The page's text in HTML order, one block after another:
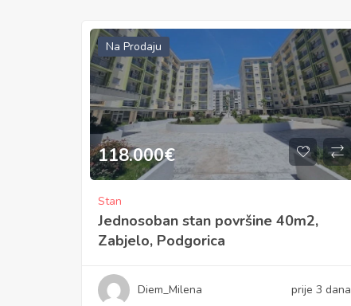
Na Prodaju
118.000€
Stan
Jednosoban stan površine 40m2,
Zabjelo, Podgorica
Diem_Milena prije 3 dana